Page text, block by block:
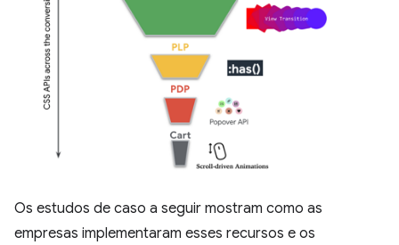
Os estudos de caso a seguir mostram como as
empresas implementaram esses recursos e os